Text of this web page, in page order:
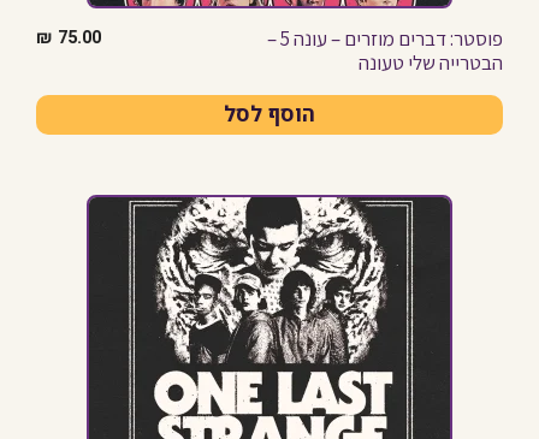
פוסטר: דברים מוזרים – עונה 5 –
הבטרייה שלי טעונה
75.00
₪
הוסף לסל